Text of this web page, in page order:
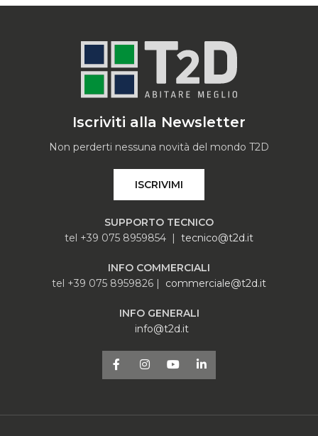
Iscriviti alla Newsletter
Non perderti nessuna novità del mondo T2D
ISCRIVIMI
SUPPORTO TECNICO
tel +39 075 8959854 | tecnico@t2d.it
INFO COMMERCIALI
tel +39 075 8959826 | commerciale@t2d.it
INFO GENERALI
info@t2d.it